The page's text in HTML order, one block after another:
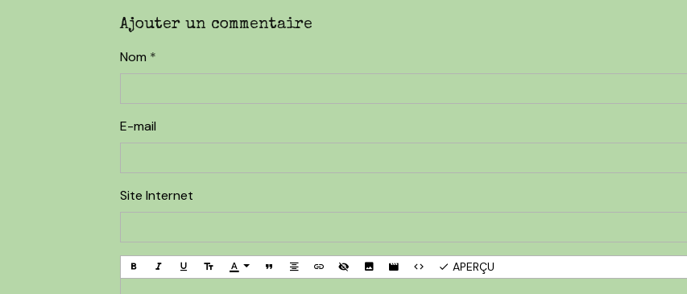
Ajouter un commentaire
Nom
E-mail
Site Internet
APERÇU